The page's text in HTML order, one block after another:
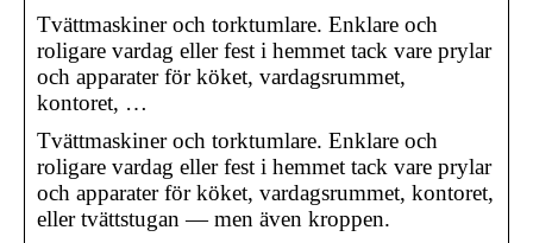
Tvättmaskiner och torktumlare. Enklare och
roligare vardag eller fest i hemmet tack vare prylar
och apparater för köket, vardagsrummet,
kontoret, …
Tvättmaskiner och torktumlare. Enklare och
roligare vardag eller fest i hemmet tack vare prylar
och apparater för köket, vardagsrummet, kontoret,
eller tvättstugan — men även kroppen.